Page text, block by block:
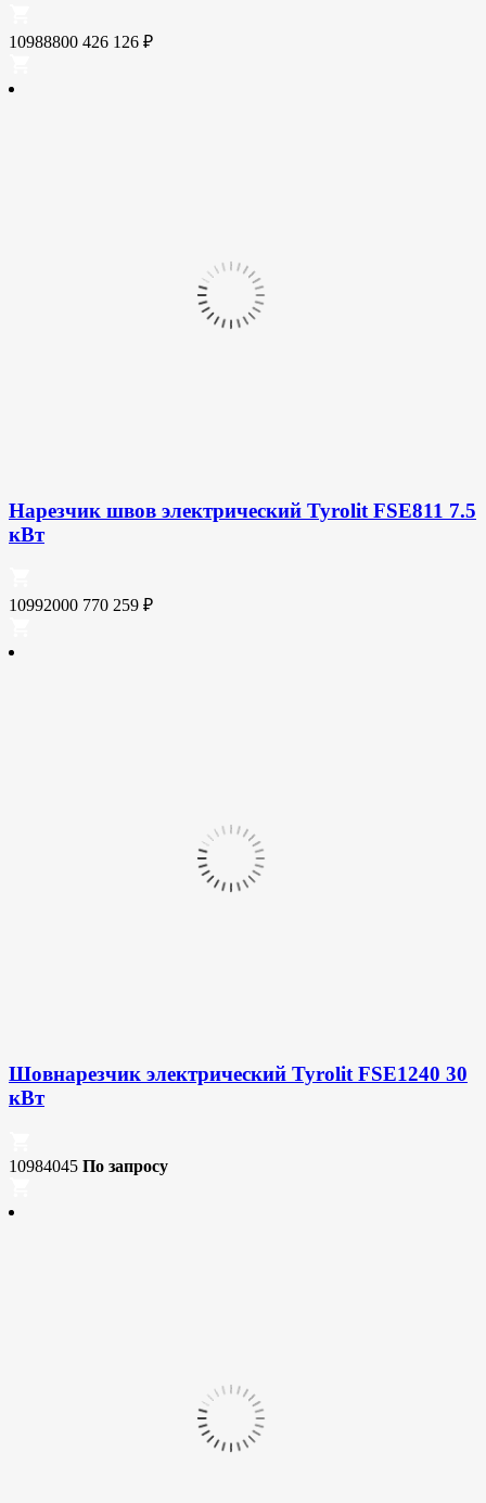
10988800 426 126 ₽
Нарезчик швов электрический Tyrolit FSE811 7.5
кВт
10992000 770 259 ₽
Шовнарезчик электрический Tyrolit FSE1240 30
кВт
10984045 По запросу